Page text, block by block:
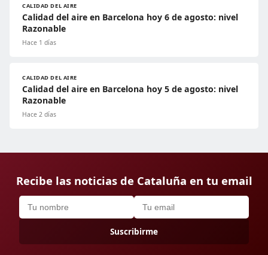
CALIDAD DEL AIRE
Calidad del aire en Barcelona hoy 6 de agosto: nivel
Razonable
Hace 1 días
CALIDAD DEL AIRE
Calidad del aire en Barcelona hoy 5 de agosto: nivel
Razonable
Hace 2 días
Recibe las noticias de Cataluña en tu email
Suscribirme